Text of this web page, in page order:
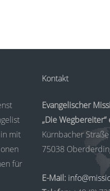
mit
für
Kontakt
Evangelischer
„Die Wegbereiter“
Kürnbacher
75038
E-Mail: